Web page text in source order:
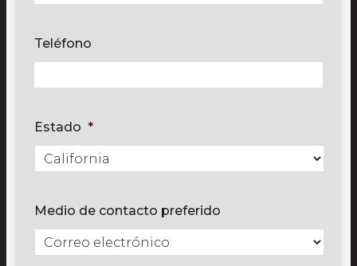
Teléfono
Estado *
Medio de contacto preferido